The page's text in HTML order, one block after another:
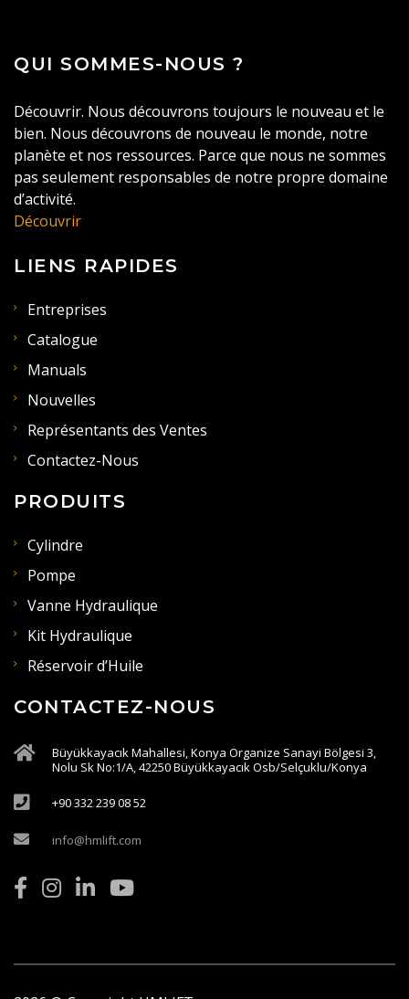
QUI SOMMES-NOUS ?
Découvrir. Nous découvrons toujours le nouveau et le
bien. Nous découvrons de nouveau le monde, notre
planète et nos ressources. Parce que nous ne sommes
pas seulement responsables de notre propre domaine
d’activité.
Découvrir
LIENS RAPIDES
Entreprises
Catalogue
Manuals
Nouvelles
Représentants des Ventes
Contactez-Nous
PRODUITS
Cylindre
Pompe
Vanne Hydraulique
Kit Hydraulique
Réservoir d’Huile
CONTACTEZ-NOUS
Büyükkayacık Mahallesi, Konya Organize Sanayi Bölgesi 3,
Nolu Sk No:1/A, 42250 Büyükkayacık Osb/Selçuklu/Konya
+90 332 239 08 52
info@hmlift.com